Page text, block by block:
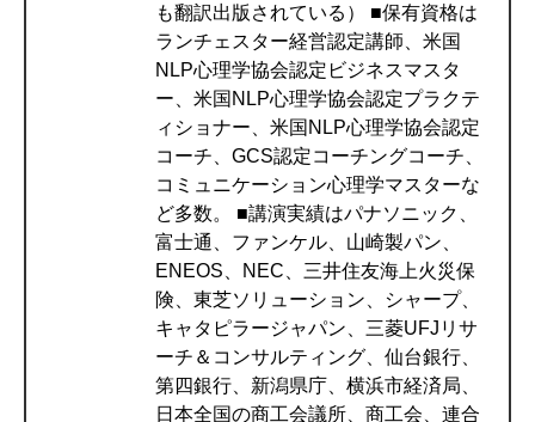
も翻訳出版されている） ■保有資格は
ランチェスター経営認定講師、米国
NLP心理学協会認定ビジネスマスタ
ー、米国NLP心理学協会認定プラクテ
ィショナー、米国NLP心理学協会認定
コーチ、GCS認定コーチングコーチ、
コミュニケーション心理学マスターな
ど多数。 ■講演実績はパナソニック、
富士通、ファンケル、山崎製パン、
ENEOS、NEC、三井住友海上火災保
険、東芝ソリューション、シャープ、
キャタピラージャパン、三菱UFJリサ
ーチ＆コンサルティング、仙台銀行、
第四銀行、新潟県庁、横浜市経済局、
日本全国の商工会議所、商工会、連合